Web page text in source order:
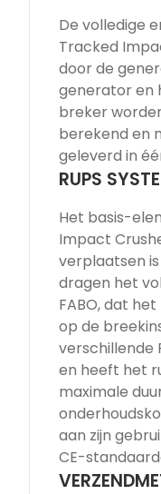
De volledige
Tracked
door de
generator en
breker
berekend en
geleverd in
RUPS
Het basis-
Impact
verplaatsen
dragen het
FABO, dat
op de
verschillende
en heeft het
maximale
aan zijn
CE-